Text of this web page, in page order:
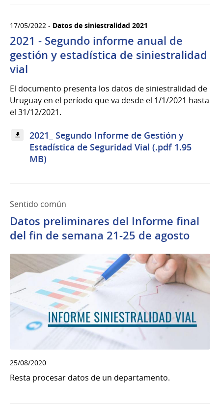
17/05/2022 - Datos de siniestralidad 2021
2021 - Segundo informe anual de
gestión y estadística de siniestralidad
vial
El documento presenta los datos de siniestralidad de
Uruguay en el período que va desde el 1/1/2021 hasta
el 31/12/2021.
2021_ Segundo Informe de Gestión y
Estadística de Seguridad Vial (.pdf 1.95
MB)
Sentido común
Datos preliminares del Informe final
del fin de semana 21-25 de agosto
25/08/2020
Resta procesar datos de un departamento.